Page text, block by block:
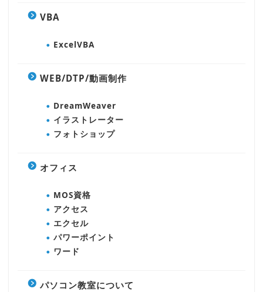
VBA
ExcelVBA
WEB/DTP/動画制作
DreamWeaver
イラストレーター
フォトショップ
オフィス
MOS資格
アクセス
エクセル
パワーポイント
ワード
パソコン教室について